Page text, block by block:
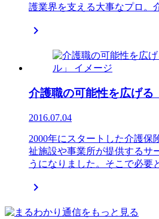
護業界を支える大事なプロ。

介護職の可能性を広げる
2016.07.04
2000年にスタートした介護保
祉施設や事業所が提供するサ
うになりました。そこで必要
